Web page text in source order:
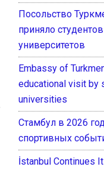
Посольство
приняло
университетов
Embassy of
educational visit by
universities
Стамбул в 2026
спортивных
İstanbul Continues